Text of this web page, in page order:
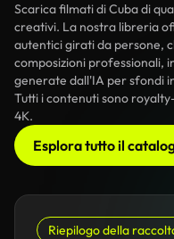
Scarica filmati di Cuba di
creativi. La nostra libreria
autentici girati da persone,
composizioni professionali,
generate dall'IA per sfondi
Tutti i contenuti sono
4K.
Esplora tutto il
Riepilogo della